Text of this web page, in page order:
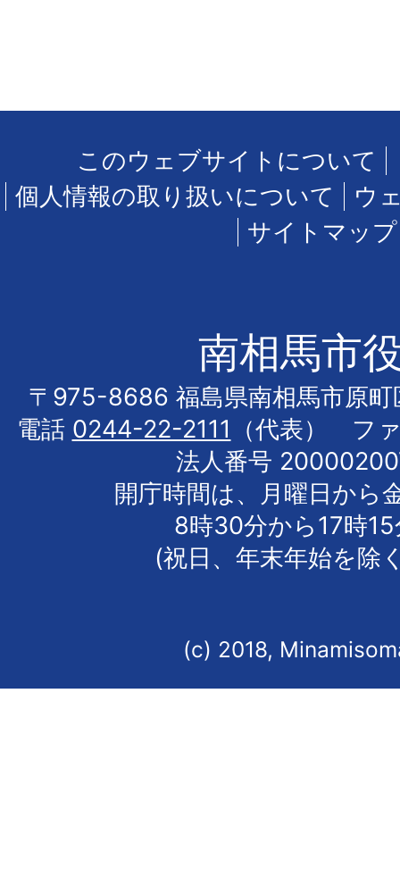
このウェブサイトについて
個人情報の取り扱いについて
ウ
サイトマップ
南相馬市
〒975-8686 福島県南相馬市原町
電話 0244-22-2111
（代表） フ
法人番号
開庁時間は、月曜日から
8時30分から17時
(祝日、年末年始を除
(c) 2018,